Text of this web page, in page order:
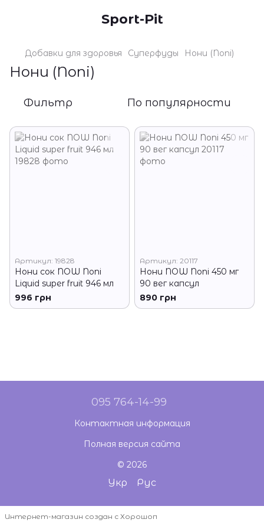
Sport-Pit
Добавки для здоровья Суперфуды Нони (Noni)
Нони (Noni)
Фильтр По популярности
Артикул: 19828
Нони сок NOW Noni
Liquid super fruit 946 мл
996 грн
Артикул: 20117
Нони NOW Noni 450 мг
90 вег капсул
890 грн
095 764-14-99
Контактная информация
Полная версия сайта
© 2026
Укр Рус
Интернет-магазин создан с Хорошоп